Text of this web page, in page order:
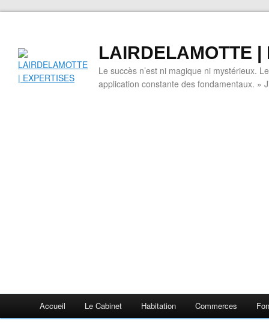
LAIRDELAMOTTE |
Le succès n’est ni magique ni mystérieux.
application constante des fondamentaux. »
Accueil Le Cabinet Habitation Commerces